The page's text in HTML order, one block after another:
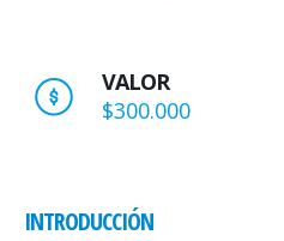
VALOR
$300.000
INTRODUCCIÓN